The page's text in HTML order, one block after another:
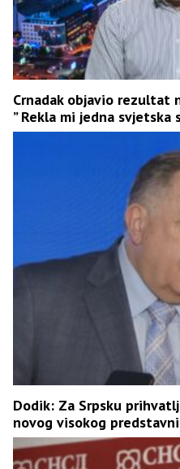
Crnadak objavio rezultat
” Rekla mi jedna svjetska
Dodik: Za Srpsku
novog visokog